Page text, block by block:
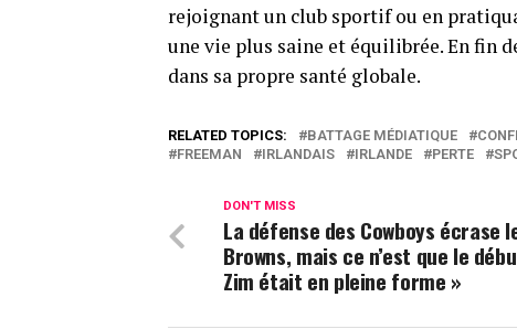
rejoignant un club sportif ou en
une vie plus saine et équilibrée. En fin
dans sa propre santé globale.
RELATED TOPICS: BATTAGE MÉDIATIQUE
FREEMAN
IRLANDAIS IRLANDE PERTE
DON'T MISS
La défense des Cowboys écrase
Browns, mais ce n’est que le
Zim était en pleine forme »